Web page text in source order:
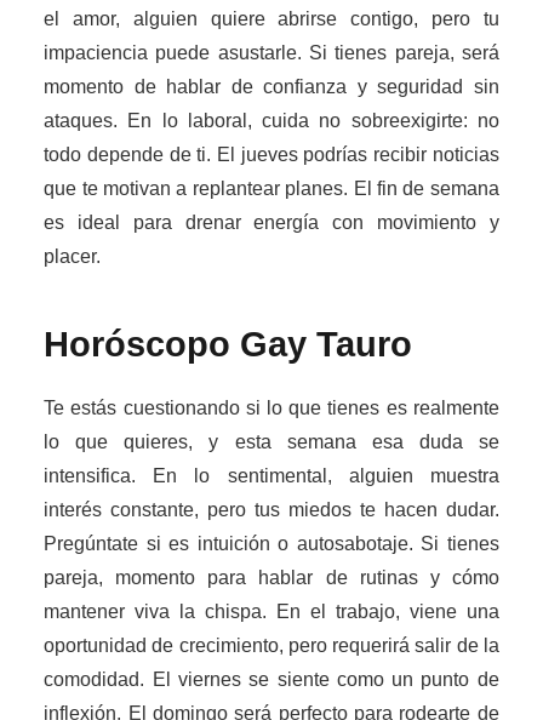
el amor, alguien quiere abrirse contigo, pero tu
impaciencia puede asustarle. Si tienes pareja, será
momento de hablar de confianza y seguridad sin
ataques. En lo laboral, cuida no sobreexigirte: no
todo depende de ti. El jueves podrías recibir noticias
que te motivan a replantear planes. El fin de semana
es ideal para drenar energía con movimiento y
placer.
Horóscopo GayTauro
Te estás cuestionando si lo que tienes es realmente
lo que quieres, y esta semana esa duda se
intensifica. En lo sentimental, alguien muestra
interés constante, pero tus miedos te hacen dudar.
Pregúntate si es intuición o autosabotaje. Si tienes
pareja, momento para hablar de rutinas y cómo
mantener viva la chispa. En el trabajo, viene una
oportunidad de crecimiento, pero requerirá salir de la
comodidad. El viernes se siente como un punto de
inflexión. El domingo será perfecto para rodearte de